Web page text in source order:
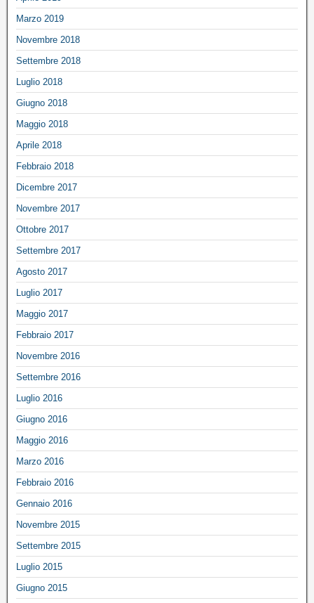
Marzo 2019
Novembre 2018
Settembre 2018
Luglio 2018
Giugno 2018
Maggio 2018
Aprile 2018
Febbraio 2018
Dicembre 2017
Novembre 2017
Ottobre 2017
Settembre 2017
Agosto 2017
Luglio 2017
Maggio 2017
Febbraio 2017
Novembre 2016
Settembre 2016
Luglio 2016
Giugno 2016
Maggio 2016
Marzo 2016
Febbraio 2016
Gennaio 2016
Novembre 2015
Settembre 2015
Luglio 2015
Giugno 2015